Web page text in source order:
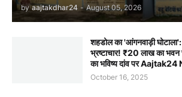
by aajtakdhar24 - August 05, 2026
शहडोल का 'आंगनवाड़ी
भ्रष्टाचार! ₹20 लाख का भवन
का भविष्य दांव पर
October 16, 2025